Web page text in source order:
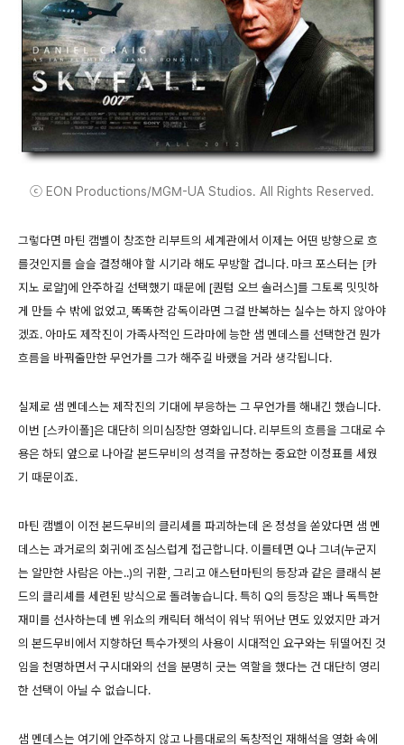
ⓒ EON Productions/MGM-UA Studios. All Rights Reserved.
그렇다면 마틴 캠벨이 창조한 리부트의 세계관에서 이제는 어떤 방향으로 흐
를것인지를 슬슬 결정해야 할 시기라 해도 무방할 겁니다. 마크 포스터는 [카
지노 로얄]에 안주하길 선택했기 때문에 [퀀텀 오브 솔러스]를 그토록 밋밋하
게 만들 수 밖에 없었고, 똑똑한 감독이라면 그걸 반복하는 실수는 하지 않아야
겠죠. 아마도 제작진이 가족사적인 드라마에 능한 샘 멘데스를 선택한건 뭔가
흐름을 바꿔줄만한 무언가를 그가 해주길 바랬을 거라 생각됩니다.
실제로 샘 멘데스는 제작진의 기대에 부응하는 그 무언가를 해내긴 했습니다.
이번 [스카이폴]은 대단히 의미심장한 영화입니다. 리부트의 흐름을 그대로 수
용은 하되 앞으로 나아갈 본드무비의 성격을 규정하는 중요한 이정표를 세웠
기 때문이죠.
마틴 캠벨이 이전 본드무비의 클리셰를 파괴하는데 온 정성을 쏟았다면 샘 멘
데스는 과거로의 회귀에 조심스럽게 접근합니다. 이를테면 Q나 그녀(누군지
는 알만한 사람은 아는..)의 귀환, 그리고 애스턴마틴의 등장과 같은 클래식 본
드의 클리셰를 세련된 방식으로 돌려놓습니다. 특히 Q의 등장은 꽤나 독특한
재미를 선사하는데 벤 위쇼의 캐릭터 해석이 워낙 뛰어난 면도 있었지만 과거
의 본드무비에서 지향하던 특수가젯의 사용이 시대적인 요구와는 뒤떨어진 것
임을 천명하면서 구시대와의 선을 분명히 긋는 역할을 했다는 건 대단히 영리
한 선택이 아닐 수 없습니다.
샘 멘데스는 여기에 안주하지 않고 나름대로의 독창적인 재해석을 영화 속에